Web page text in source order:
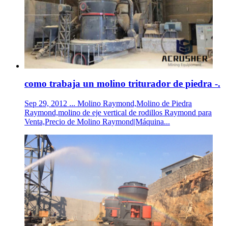
como trabaja un molino triturador de piedra -.
Sep 29, 2012 ... Molino Raymond,Molino de Piedra
Raymond,molino de eje vertical de rodillos Raymond para
Venta,Precio de Molino Raymond|Máquina...